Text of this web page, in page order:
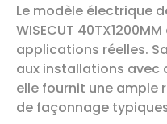
Le modèle électrique
WISECUT
applications réelles.
aux installations avec
elle fournit une ample
de façonnage